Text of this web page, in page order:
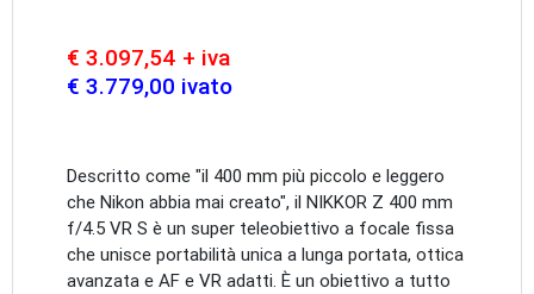
€ 3.097,54 + iva
€ 3.779,00 ivato
Descritto come "il 400 mm più piccolo e leggero
che Nikon abbia mai creato", il NIKKOR Z 400 mm
f/4.5 VR S è un super teleobiettivo a focale fissa
che unisce portabilità unica a lunga portata, ottica
avanzata e AF e VR adatti. È un obiettivo a tutto